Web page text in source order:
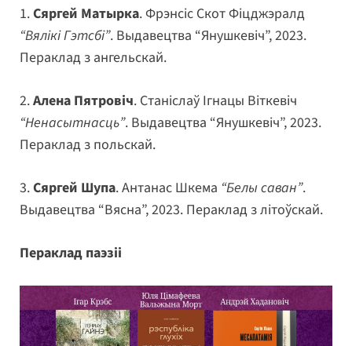
1.Сяргей Матырка. Фрэнсіс Скот Фіцджэралд
“Вялікі Гэтсбі”. Выдавецтва “Янушкевіч”, 2023.
Пераклад з ангельскай.
2.Алена Пятровіч. Станіслаў Ігнацы Віткевіч
“Ненасытнасць”. Выдавецтва “Янушкевіч”, 2023.
Пераклад з польскай.
3.Сяргей Шупа. Антанас Шкема “Белы саван”.
Выдавецтва “Вясна”, 2023. Пераклад з літоўскай.
Пераклад паэзіі